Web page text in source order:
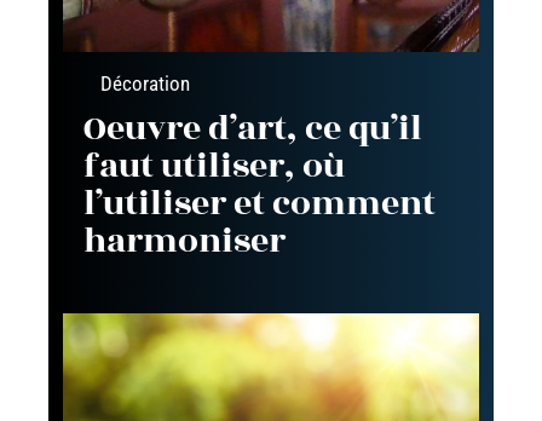
Décoration
Oeuvre d’art, ce qu’il
faut utiliser, où
l’utiliser et comment
harmoniser